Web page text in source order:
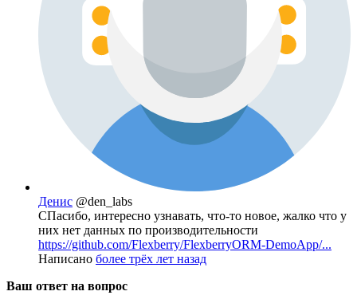
Денис @den_labs
СПасибо, интересно узнавать, что-то новое, жалко что у
них нет данных по производительности
https://github.com/Flexberry/FlexberryORM-DemoApp/...
Написано более трёх лет назад
Ваш ответ на вопрос